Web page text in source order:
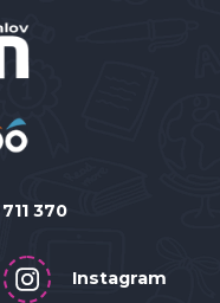
370
Instagram